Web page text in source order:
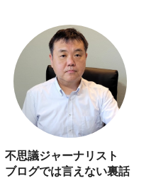
不思議ジャーナリスト
ブログでは言えない裏話